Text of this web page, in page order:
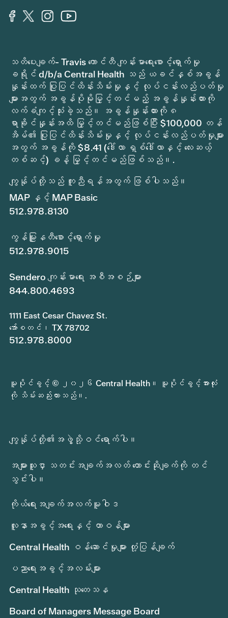
သတိပေးချက်- Travis ကောင်တီ ကျန်းမာရေးစောင့်ရှောက်မှု
ခရိုင် d/b/a Central Health သည် ယခင်နှစ်အခွန်
နှုန်းထက် ပြုပြင်ထိန်းသိမ်းမှုနှင့် လုပ်ငန်းလည်ပတ်မှု
များအတွက် အခွန်ပိုမိုမြှင့်တင်မည့် အခွန်နှုန်းထားကို
လက်ခံကျင့်သုံးခဲ့သည်။ အခွန်နှုန်းထားကို ၈
ရာခိုင်နှုန်းအထိ မြှင့်တင်မည်ဖြစ်ပြီး $100,000 တန်
အိမ်၏ ပြုပြင်ထိန်းသိမ်းမှုနှင့် လုပ်ငန်းလည်ပတ်မှုများ
အတွက် အခွန်ကို $8.41 (ဒေါ်လာ ရှစ်ဒေါ်လာနှင့် လေးဆယ့်
တစ်ဆင့်) ခန့် မြှင့်တင်မည်ဖြစ်သည်။.
ကျွန်ုပ်တို့သည် ကူညီရန်အတွက် ဖြစ်ပါသည်။
MAP နှင့် MAP Basic
512.978.8130
ကွန်မြူနတီစောင့်ရှောက်မှု
512.978.9015
Sendero ကျန်းမာရေး အစီအစဉ်များ
844.800.4693
1111 East Cesar Chavez St.
အော်စတင်၊ TX 78702
512.978.8000
မူပိုင်ခွင့် © ၂၀၂၆ Central Health။ မူပိုင်ခွင့်အားလုံး
ကို သိမ်းဆည်းထားသည်။.
ကျွန်ုပ်တို့၏အဖွဲ့သို့ဝင်ရောက်ပါ။
အများသူငှာ သတင်းအချက်အလတ် တောင်းဆိုချက်ကို တင်
သွင်းပါ။
ကိုယ်ရေးအချက်အလက်မူဝါဒ
လူနာအခွင့်အရေးနှင့် တာဝန်များ
Central Health ဝန်ဆောင်မှုများ တုံ့ပြန်ချက်
ပညာရေးအခွင့်အလမ်းများ
Central Health သုတေသန
Board of Managers Message Board